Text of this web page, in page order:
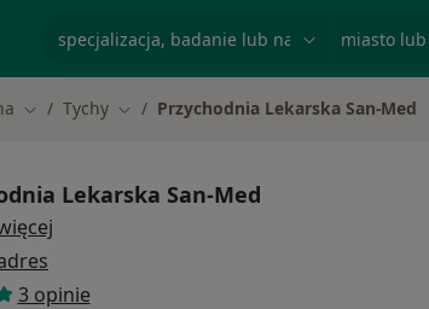
Zmień miasto
Tychy Zmień miasto
Przychodnia Lekarska San-Med
Lekarska San-Med
3 opinie